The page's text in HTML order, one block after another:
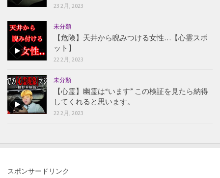
23 2月, 2023
未分類
【危険】天井から睨みつける女性…【心霊スポ
ット】
22 2月, 2023
未分類
【心霊】幽霊は“います” この検証を見たら納得
してくれると思います。
22 2月, 2023
スポンサードリンク